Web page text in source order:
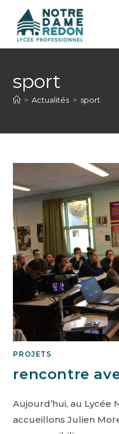
sport
> Actualités > sport
PROJETS
rencontre
Aujourd’hui, au Lycée
accueillons Julien